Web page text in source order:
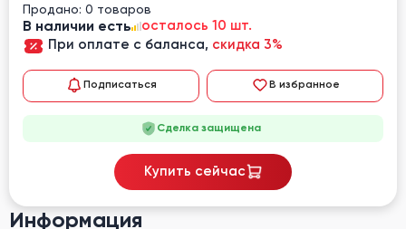
Информация
Продано: 0 товаров
В наличии есть
осталось 10 шт.
При оплате с баланса, скидка 3%
Подписаться В избранное
Сделка защищена
Купить сейчас